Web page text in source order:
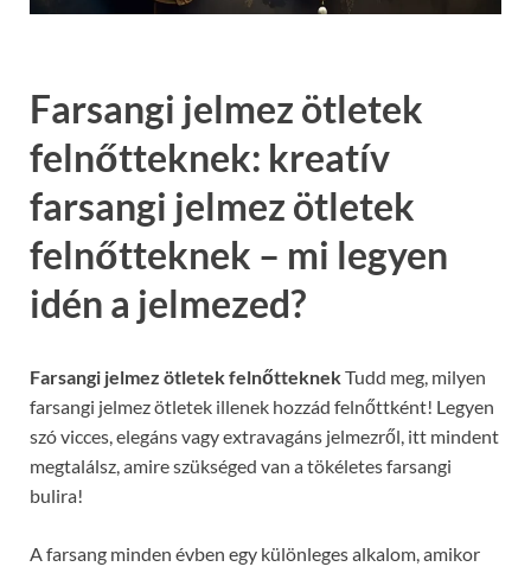
Farsangi jelmez ötletek
felnőtteknek: kreatív
farsangi jelmez ötletek
felnőtteknek – mi legyen
idén a jelmezed?
Farsangi jelmez ötletek felnőtteknekTudd meg, milyen
farsangi jelmez ötletek illenek hozzád felnőttként! Legyen
szó vicces, elegáns vagy extravagáns jelmezről, itt mindent
megtalálsz, amire szükséged van a tökéletes farsangi
bulira!
A farsang minden évben egy különleges alkalom, amikor